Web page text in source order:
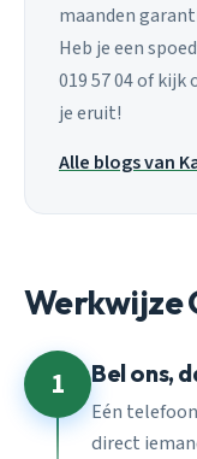
maanden
Heb je een
019 57 04 of
je eruit!
Alle blogs van
Werkwijze
1 Bel ons,
Eén
direct